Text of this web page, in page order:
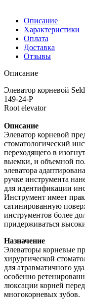
Описание
Характеристики
Оплата
Доставка
Отзывы
Описание
Элеватор корневой
149-24-P
Root elevator
Описание
Элеватор корневой
стоматологический
переходящего в
выемки, и объемной
элеватора
ручке инструмента
для идентификации
Инструмент имеет
сатинированную
инструментов более
придерживаться
Назначение
Элеваторы корневые
хирургической
для атравматичного
особенно
люксации корней
многокорневых зубов.